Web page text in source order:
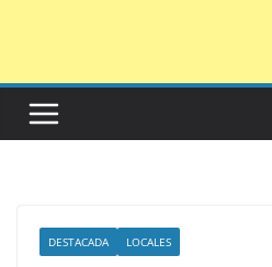
DESTACADA LOCALES